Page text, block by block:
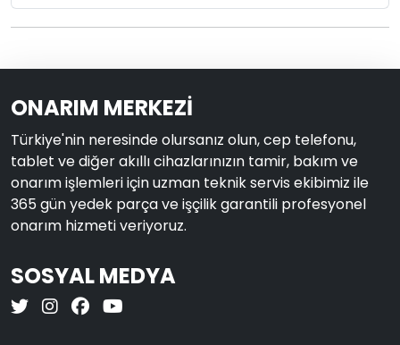
ONARIM MERKEZİ
Türkiye'nin neresinde olursanız olun, cep telefonu,
tablet ve diğer akıllı cihazlarınızın tamir, bakım ve
onarım işlemleri için uzman teknik servis ekibimiz ile
365 gün yedek parça ve işçilik garantili profesyonel
onarım hizmeti veriyoruz.
SOSYAL MEDYA